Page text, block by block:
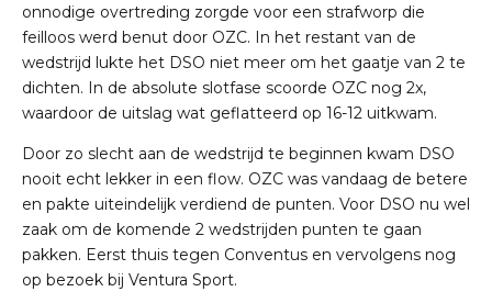
onnodige overtreding zorgde voor een strafworp die
feilloos werd benut door OZC. In het restant van de
wedstrijd lukte het DSO niet meer om het gaatje van 2 te
dichten. In de absolute slotfase scoorde OZC nog 2x,
waardoor de uitslag wat geflatteerd op 16-12 uitkwam.
Door zo slecht aan de wedstrijd te beginnen kwam DSO
nooit echt lekker in een flow. OZC was vandaag de betere
en pakte uiteindelijk verdiend de punten. Voor DSO nu wel
zaak om de komende 2 wedstrijden punten te gaan
pakken. Eerst thuis tegen Conventus en vervolgens nog
op bezoek bij Ventura Sport.